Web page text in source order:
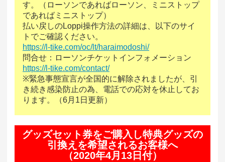
す。（ローソンであればローソン、ミニストップ
であればミニストップ）
払い戻しのLoppi操作方法の詳細は、以下のサイ
トでご確認ください。
https://l-tike.com/oc/lt/haraimodoshi/
問合せ：ローソンチケットインフォメーション
https://l-tike.com/contact/
※緊急事態宣言が全国的に解除されましたが、引
き続き感染防止の為、電話での応対を休止してお
ります。（6月1日更新）
グッズセット券をご購入し特典グッズの
引換えを希望されるお客様へ
（2020年4月13日付）